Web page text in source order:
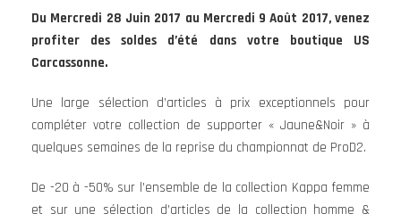
Du Mercredi 28 Juin 2017 au Mercredi 9 Août 2017, venez
profiter des soldes d’été dans votre boutique US
Carcassonne.
Une large sélection d’articles à prix exceptionnels pour
compléter votre collection de supporter « Jaune&Noir » à
quelques semaines de la reprise du championnat de ProD2.
De -20 à -50% sur l’ensemble de la collection Kappa femme
et sur une sélection d’articles de la collection homme &